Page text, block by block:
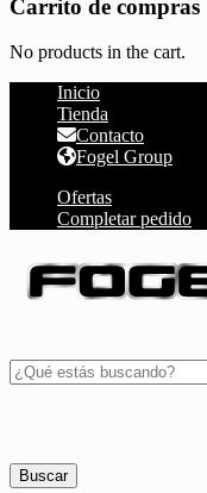
Carrito de compras
No products in the cart.
Inicio
Tienda
Contacto
Fogel Group
Ofertas
Completar pedido
Buscar